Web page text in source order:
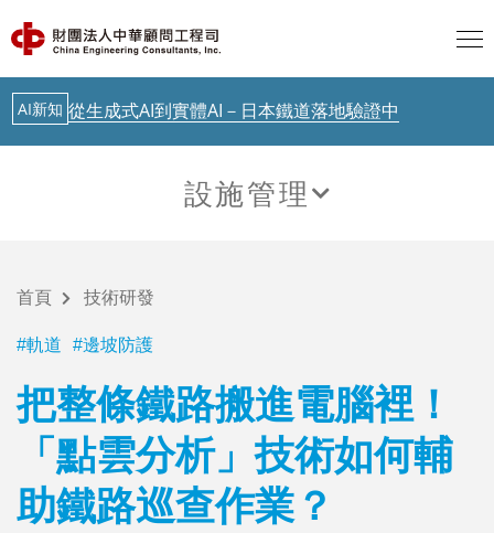
最新消息 中華顧問工程司「公路橋梁檢測人員培訓」今起跑
AI新知 從生成式AI到實體AI－日本鐵道落地驗證中
從生成式AI到實體AI－日本鐵道落地驗證中
設施管理
首頁
技術研發
軌道
邊坡防護
把整條鐵路搬進電腦裡！
「點雲分析」技術如何輔
助鐵路巡查作業？